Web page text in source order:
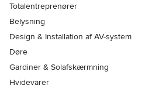
Totalentreprenører
Belysning
Design & Installation af AV-system
Døre
Gardiner & Solafskærmning
Hvidevarer